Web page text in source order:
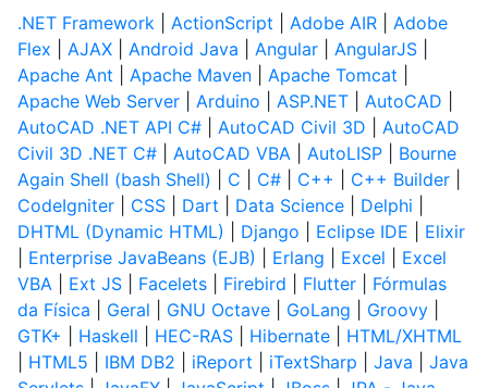
.NET Framework
ActionScript Adobe AIR
Adobe
Flex
AJAX Android Java Angular AngularJS
Apache Ant
Apache Maven Apache Tomcat
Apache Web Server
Arduino ASP.NET AutoCAD
AutoCAD .NET API C#
AutoCAD Civil 3D
AutoCAD
Civil 3D .NET C#
AutoCAD VBA AutoLISP
Bourne
Again Shell (bash Shell)
C C# C++ C++ Builder
CodeIgniter
CSS Dart Data Science Delphi
DHTML (Dynamic HTML)
Django Eclipse IDE
Elixir
Enterprise JavaBeans (EJB) Erlang Excel
Excel
VBA
Ext JS Facelets Firebird Flutter
Fórmulas
da Física
Geral GNU Octave GoLang Groovy
GTK+
Haskell HEC-RAS Hibernate
HTML/XHTML
HTML5 IBM DB2 iReport iTextSharp Java
Java